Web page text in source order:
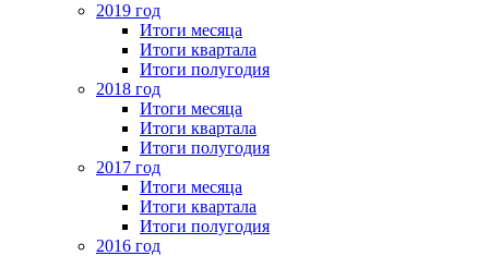
2019 год
Итоги месяца
Итоги квартала
Итоги полугодия
2018 год
Итоги месяца
Итоги квартала
Итоги полугодия
2017 год
Итоги месяца
Итоги квартала
Итоги полугодия
2016 год